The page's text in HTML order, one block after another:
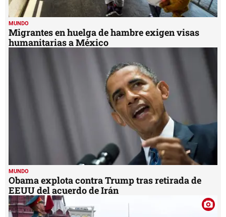
MUNDO
Migrantes en huelga de hambre exigen visas
humanitarias a México
MUNDO
Obama explota contra Trump tras retirada de
EEUU del acuerdo de Irán